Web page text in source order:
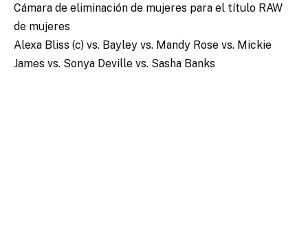
Cámara de eliminación de mujeres para el título RAW
de mujeres
Alexa Bliss (c) vs. Bayley vs. Mandy Rose vs. Mickie
James vs. Sonya Deville vs. Sasha Banks